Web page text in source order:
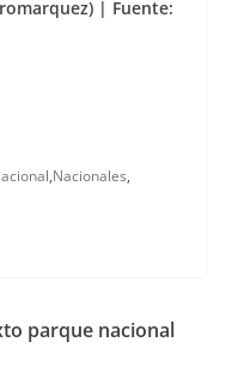
| Fuente:
,Nacionales,
parque nacional